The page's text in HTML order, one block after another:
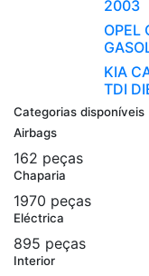
2003
OPEL
KIA
TDI
Categorias disponíveis
Airbags
162 peças
Chaparia
1970 peças
Eléctrica
895 peças
Interior